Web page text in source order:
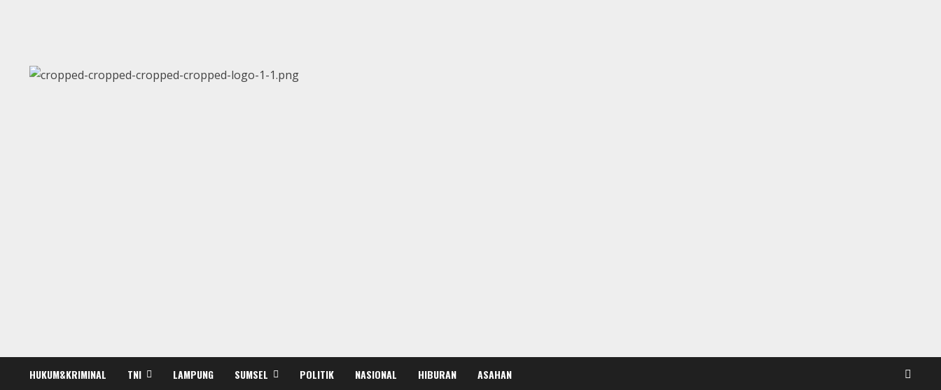
HUKUM&KRIMINAL TNI LAMPUNG SUMSEL POLITIK NASIONAL HIBURAN ASAHAN